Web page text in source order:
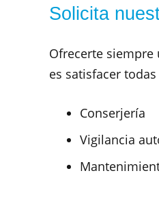
Solicita
Ofrecerte
es satisfacer
Conserjería
Vigilancia